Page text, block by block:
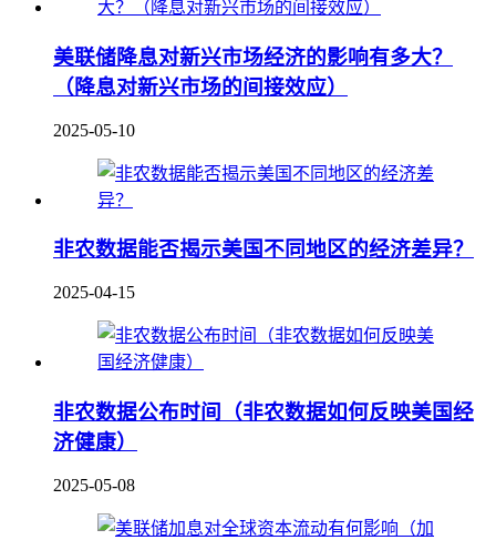
美联储降息对新兴市场经济的影响有多大？
（降息对新兴市场的间接效应）
2025-05-10
非农数据能否揭示美国不同地区的经济差异？
2025-04-15
非农数据公布时间（非农数据如何反映美国经
济健康）
2025-05-08